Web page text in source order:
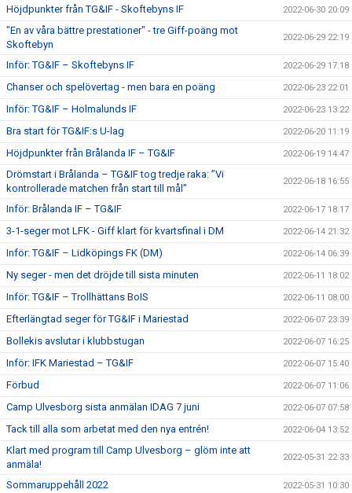
Höjdpunkter från TG&IF - Skoftebyns IF 2022-06-30 20:09
"En av våra bättre prestationer" - tre Giff-poäng mot
Skoftebyn
2022-06-29 22:19
Inför: TG&IF – Skoftebyns IF 2022-06-29 17:18
Chanser och spelövertag - men bara en poäng 2022-06-23 22:01
Inför: TG&IF – Holmalunds IF 2022-06-23 13:22
Bra start för TG&IF:s U-lag 2022-06-20 11:19
Höjdpunkter från Brålanda IF – TG&IF 2022-06-19 14:47
Drömstart i Brålanda – TG&IF tog tredje raka: ”Vi
kontrollerade matchen från start till mål”
2022-06-18 16:55
Inför: Brålanda IF – TG&IF 2022-06-17 18:17
3-1-seger mot LFK - Giff klart för kvartsfinal i DM 2022-06-14 21:32
Inför: TG&IF – Lidköpings FK (DM) 2022-06-14 06:39
Ny seger - men det dröjde till sista minuten 2022-06-11 18:02
Inför: TG&IF – Trollhättans BoIS 2022-06-11 08:00
Efterlängtad seger för TG&IF i Mariestad 2022-06-07 23:39
Bollekis avslutar i klubbstugan 2022-06-07 16:25
Inför: IFK Mariestad – TG&IF 2022-06-07 15:40
Förbud 2022-06-07 11:06
Camp Ulvesborg sista anmälan IDAG 7 juni 2022-06-07 07:58
Tack till alla som arbetat med den nya entrén! 2022-06-04 13:52
Klart med program till Camp Ulvesborg – glöm inte att
anmäla!
2022-05-31 22:33
Sommaruppehåll 2022 2022-05-31 10:30